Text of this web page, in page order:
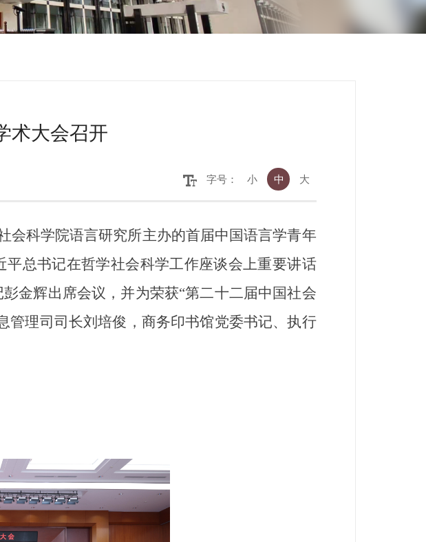
术大会召开
字号： 小 中 大
科学院语言研究所主办的首届中国语言学青年
总书记在哲学社会科学工作座谈会上重要讲话
金辉出席会议，并为荣获“第二十二届中国社会
管理司司长刘培俊，商务印书馆党委书记、执行